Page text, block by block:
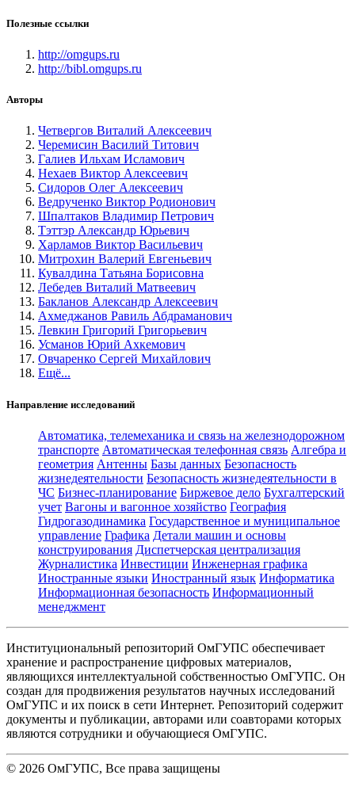
Полезные ссылки
http://omgups.ru
http://bibl.omgups.ru
Авторы
Четвергов Виталий Алексеевич
Черемисин Василий Титович
Галиев Ильхам Исламович
Нехаев Виктор Алексеевич
Сидоров Олег Алексеевич
Ведрученко Виктор Родионович
Шпалтаков Владимир Петрович
Тэттэр Александр Юрьевич
Харламов Виктор Васильевич
Митрохин Валерий Евгеньевич
Кувалдина Татьяна Борисовна
Лебедев Виталий Матвеевич
Бакланов Александр Алексеевич
Ахмеджанов Равиль Абдраманович
Левкин Григорий Григорьевич
Усманов Юрий Ахкемович
Овчаренко Сергей Михайлович
Ещё...
Направление исследований
Автоматика, телемеханика и связь на железнодорожном
транспорте Автоматическая телефонная связь Алгебра и
геометрия Антенны Базы данных Безопасность
жизнедеятельности Безопасность жизнедеятельности в
ЧС Бизнес-планирование Биржевое дело Бухгалтерский
учет Вагоны и вагонное хозяйство География
Гидрогазодинамика Государственное и муниципальное
управление Графика Детали машин и основы
конструирования Диспетчерская централизация
Журналистика Инвестиции Инженерная графика
Иностранные языки Иностранный язык Информатика
Информационная безопасность Информационный
менеджмент
Институциональный репозиторий ОмГУПС обеспечивает
хранение и распространение цифровых материалов,
являющихся интеллектуальной собственностью ОмГУПС. Он
создан для продвижения результатов научных исследований
ОмГУПС и их поиск в сети Интернет. Репозиторий содержит
документы и публикации, авторами или соавторами которых
являются сотрудники и обучающиеся ОмГУПС.
© 2026 ОмГУПС, Все права защищены